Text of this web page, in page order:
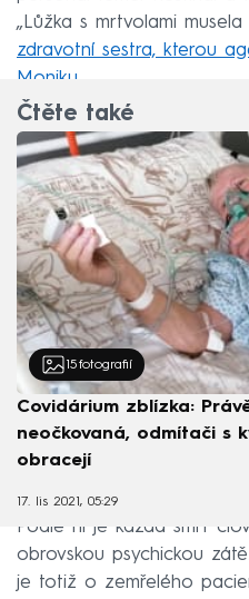
„Lůžka s mrtvolami
zdravotní sestra, kterou
Moniku
Čtěte také
15 fotografií
Covidárium zblízka:
neočkovaná, odmítači s
obracejí
17. lis 2021, 05:29
Podle ní je každá smrt
obrovskou psychickou
je totiž o zemřelého